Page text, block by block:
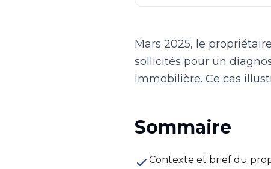
Mars 2025, le
sollicités pour un
immobilière. Ce cas
Sommaire
Contexte et brief du